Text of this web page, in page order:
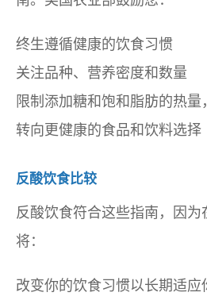
终生遵循健康的饮食习惯
关注品种、营养密度和数量
限制添加糖和饱和脂肪的热
转向更健康的食品和饮料选择
反酸饮食比较
反酸饮食符合这些指南，因为
将：
改变你的饮食习惯以长期适应